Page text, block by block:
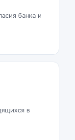
банка и
в